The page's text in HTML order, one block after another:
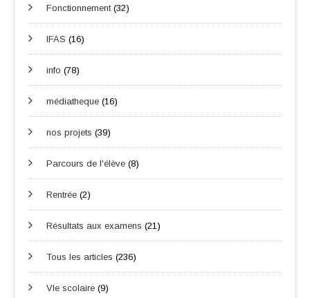
Fonctionnement(32)
IFAS (16)
info (78)
médiatheque (16)
nos projets (39)
Parcours de l'élève (8)
Rentrée (2)
Résultats aux examens (21)
Tous les articles (236)
VIe scolaire (9)